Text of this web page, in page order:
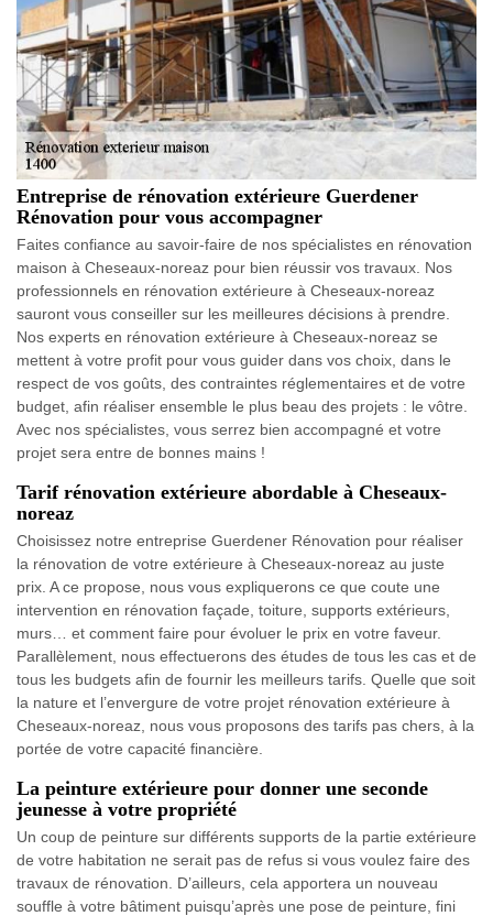
Entreprise de rénovation extérieure Guerdener
Rénovation pour vous accompagner
Faites confiance au savoir-faire de nos spécialistes en rénovation
maison à Cheseaux-noreaz pour bien réussir vos travaux. Nos
professionnels en rénovation extérieure à Cheseaux-noreaz
sauront vous conseiller sur les meilleures décisions à prendre.
Nos experts en rénovation extérieure à Cheseaux-noreaz se
mettent à votre profit pour vous guider dans vos choix, dans le
respect de vos goûts, des contraintes réglementaires et de votre
budget, afin réaliser ensemble le plus beau des projets : le vôtre.
Avec nos spécialistes, vous serrez bien accompagné et votre
projet sera entre de bonnes mains !
Tarif rénovation extérieure abordable à Cheseaux-
noreaz
Choisissez notre entreprise Guerdener Rénovation pour réaliser
la rénovation de votre extérieure à Cheseaux-noreaz au juste
prix. A ce propose, nous vous expliquerons ce que coute une
intervention en rénovation façade, toiture, supports extérieurs,
murs… et comment faire pour évoluer le prix en votre faveur.
Parallèlement, nous effectuerons des études de tous les cas et de
tous les budgets afin de fournir les meilleurs tarifs. Quelle que soit
la nature et l’envergure de votre projet rénovation extérieure à
Cheseaux-noreaz, nous vous proposons des tarifs pas chers, à la
portée de votre capacité financière.
La peinture extérieure pour donner une seconde
jeunesse à votre propriété
Un coup de peinture sur différents supports de la partie extérieure
de votre habitation ne serait pas de refus si vous voulez faire des
travaux de rénovation. D’ailleurs, cela apportera un nouveau
souffle à votre bâtiment puisqu’après une pose de peinture, fini